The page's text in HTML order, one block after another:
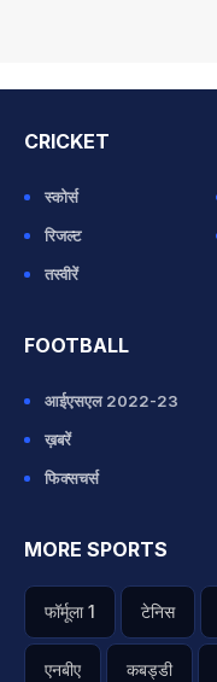
CRICKET
स्कोर्स
रिजल्ट
तस्वीरें
FOOTBALL
आईएसएल 2022-23
ख़बरें
फिक्सचर्स
MORE SPORTS
फॉर्मूला 1 टेनिस
एनबीए कबड्डी